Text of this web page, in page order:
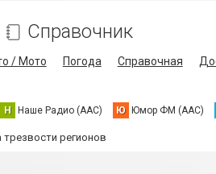
Справочник
/ Мото Погода Справочная
Н Наше Радио (AAC) Ю Юмор ФМ (AAC)
трезвости регионов